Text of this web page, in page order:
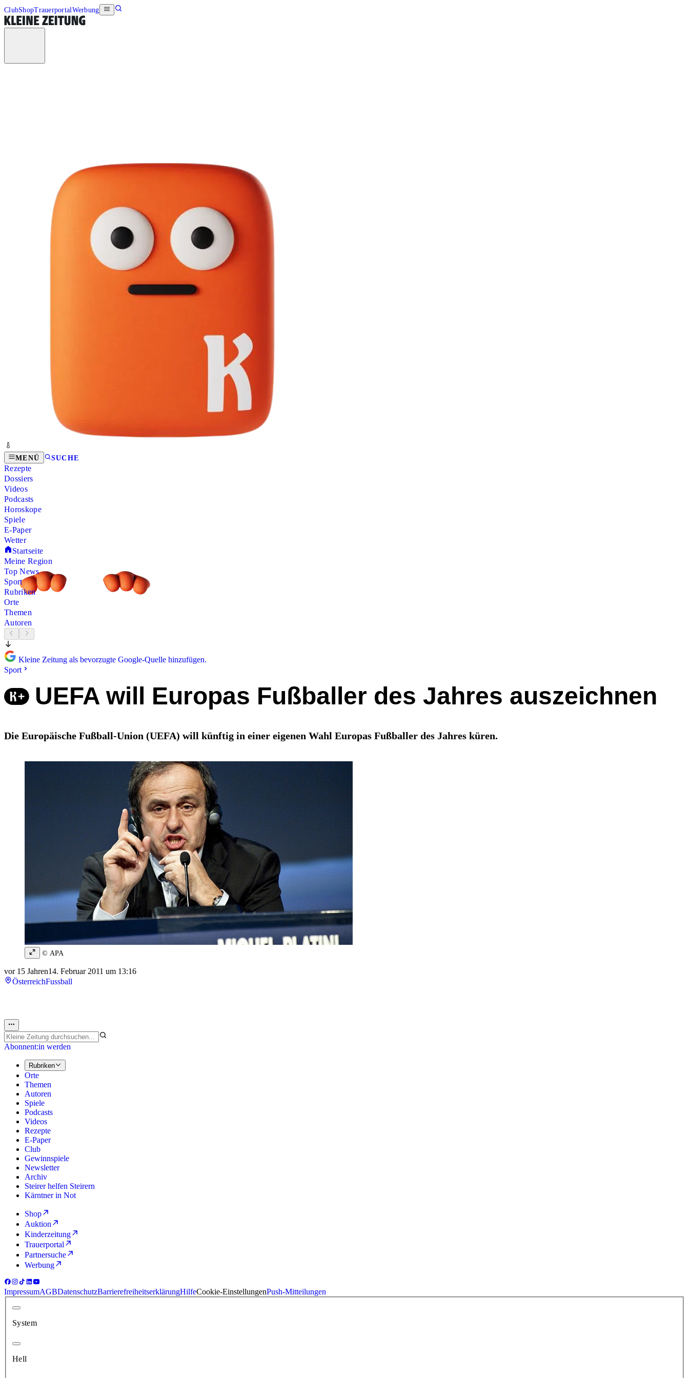
ClubShopTrauerportalWerbung
MENÜ SUCHE
Rezepte
Dossiers
Videos
Podcasts
Horoskope
Spiele
E-Paper
Wetter
Startseite
Meine Region
Top News
Sport
Rubriken
Orte
Themen
Autoren
Kleine Zeitung als bevorzugte Google-Quelle hinzufügen.
Sport
UEFA will Europas Fußballer des Jahres auszeichnen
Die Europäische Fußball-Union (UEFA) will künftig in einer eigenen Wahl Europas Fußballer des Jahres küren.
© APA
vor 15 Jahren14. Februar 2011 um 13:16
ÖsterreichFussball
Abonnent:in werden
Rubriken
Orte
Themen
Autoren
Spiele
Podcasts
Videos
Rezepte
E-Paper
Club
Gewinnspiele
Newsletter
Archiv
Steirer helfen Steirern
Kärntner in Not
Shop
Auktion
Kinderzeitung
Trauerportal
Partnersuche
Werbung
ImpressumAGBDatenschutzBarrierefreiheitserklärungHilfeCookie-EinstellungenPush-Mitteilungen
System
Hell